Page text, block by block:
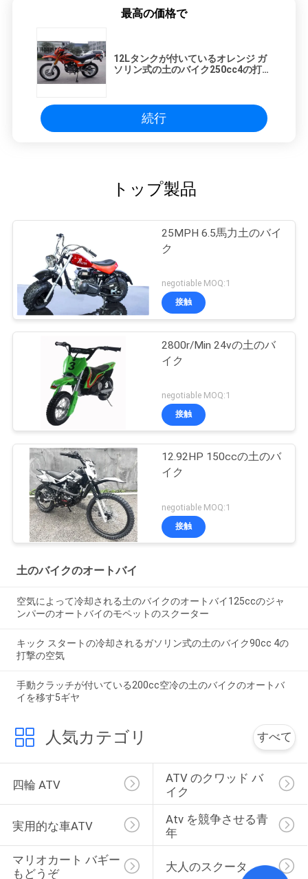
最高の価格で
12Lタンクが付いているオレンジ ガ
ソリン式の土のバイク250cc4の打撃
続行
トップ製品
25MPH 6.5馬力土のバイ
ク
negotiable MOQ:1
接触
2800r/Min 24vの土のバ
イク
negotiable MOQ:1
接触
12.92HP 150ccの土のバ
イク
negotiable MOQ:1
接触
土のバイクのオートバイ
空気によって冷却される土のバイクのオートバイ125ccのジャ
ンパーのオートバイのモペットのスクーター
キック スタートの冷却されるガソリン式の土のバイク90cc 4の
打撃の空気
手動クラッチが付いている200cc空冷の土のバイクのオートバ
イを移す5ギヤ
人気カテゴリ すべて
四輪 ATV
ATV のクワッド バ
イク
実用的な車ATV
Atv を競争させる青
年
マリオカート バギー
もどうぞ
大人のスクータ